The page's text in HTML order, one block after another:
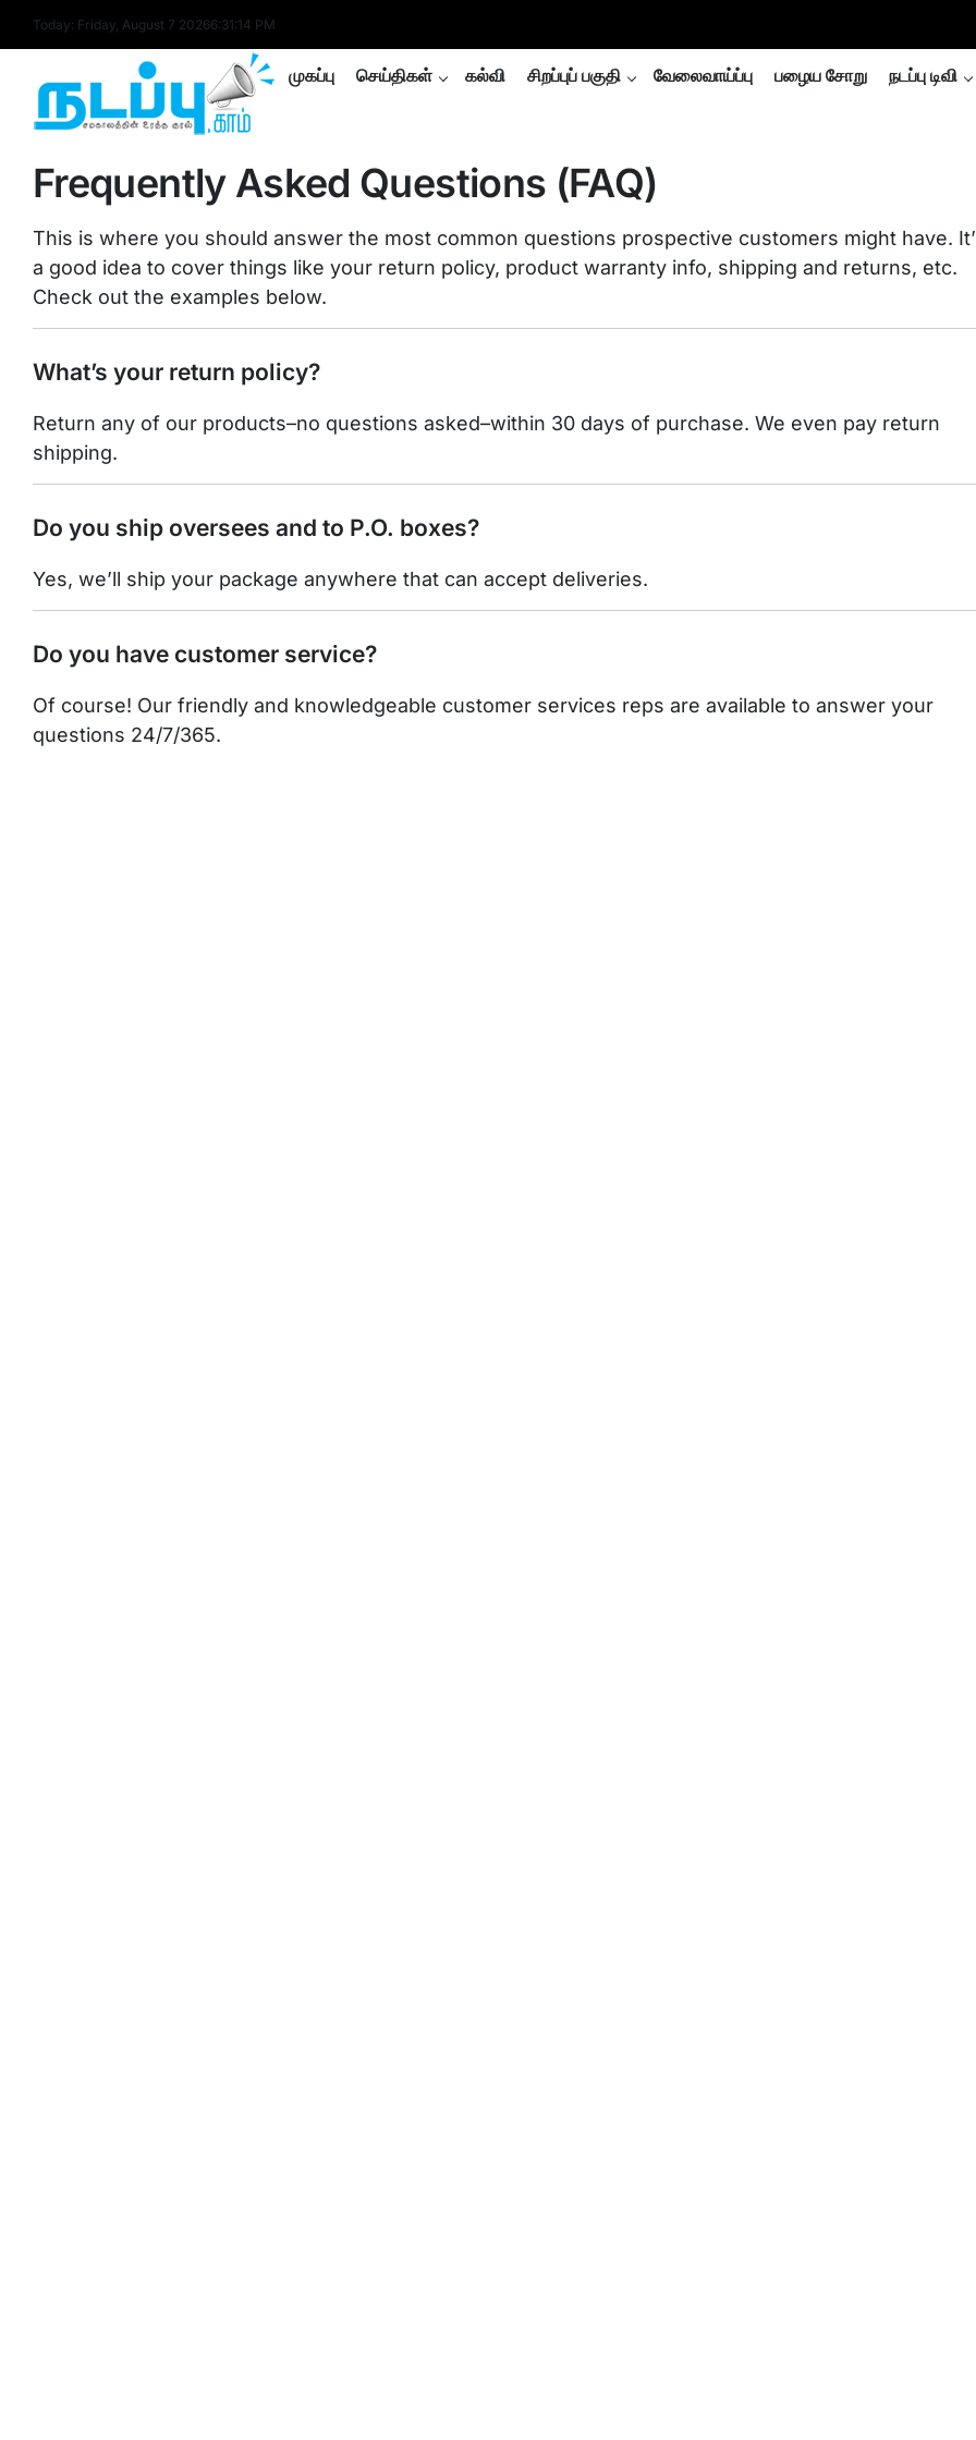
Today: Friday, August 7 20266:31:14 PM
nadappu.com
முகப்பு செய்திகள் கல்வி சிறப்புப் பகுதி வேலைவாய்ப்பு பழைய சோறு நடப்பு டிவி
Frequently Asked Questions (FAQ)
This is where you should answer the most common questions prospective customers might have.
a good idea to cover things like your return policy, product warranty info, shipping and returns, etc.
Check out the examples below.
What’s your return policy?
Return any of our products–no questions asked–within 30 days of purchase. We even pay return
shipping.
Do you ship oversees and to P.O. boxes?
Yes, we’ll ship your package anywhere that can accept deliveries.
Do you have customer service?
Of course! Our friendly and knowledgeable customer services reps are available to answer your
questions 24/7/365.